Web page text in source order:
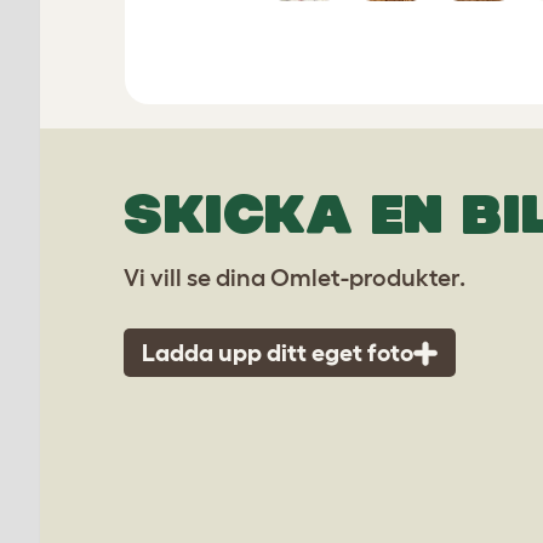
SKICKA EN
Vi vill se dina Omlet-produkter.
Ladda upp ditt eget foto